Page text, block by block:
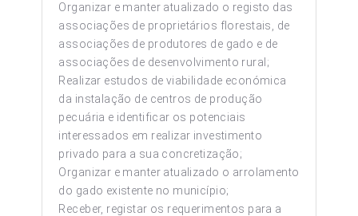
Organizar e manter atualizado o registo das
associações de proprietários florestais, de
associações de produtores de gado e de
associações de desenvolvimento rural;
Realizar estudos de viabilidade económica
da instalação de centros de produção
pecuária e identificar os potenciais
interessados em realizar investimento
privado para a sua concretização;
Organizar e manter atualizado o arrolamento
do gado existente no município;
Receber, registar os requerimentos para a